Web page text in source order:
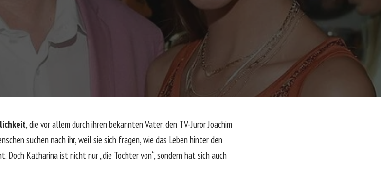
, die vor allem durch ihren bekannten Vater, den TV-Juror Joachim
suchen nach ihr, weil sie sich fragen, wie das Leben hinter den
Doch Katharina ist nicht nur „die Tochter von“, sondern hat sich auch